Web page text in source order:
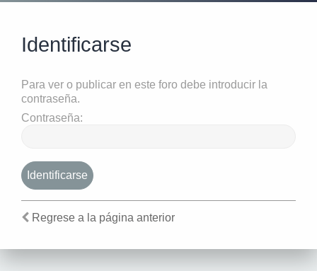
Identificarse
Para ver o publicar en este foro debe introducir la
contraseña.
Contraseña:
Regrese a la página anterior